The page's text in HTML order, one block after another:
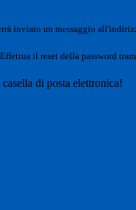
inviato un messaggio
il reset della password
di posta elettronica!